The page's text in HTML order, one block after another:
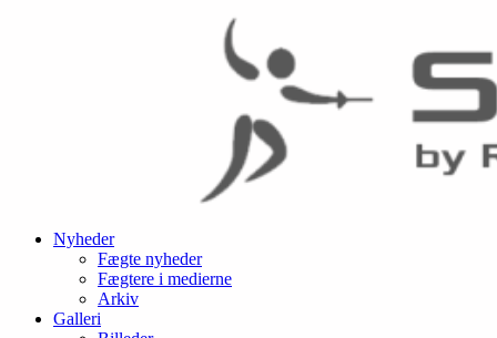
Nyheder
Fægte nyheder
Fægtere i medierne
Arkiv
Galleri